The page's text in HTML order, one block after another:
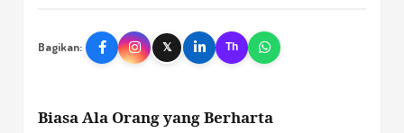
Bagikan: 𝕏 Th
Biasa Ala Orang yang Berharta